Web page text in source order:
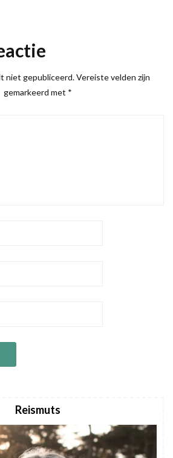
niet gepubliceerd. Vereiste velden zijn
gemarkeerd met *
Reismuts